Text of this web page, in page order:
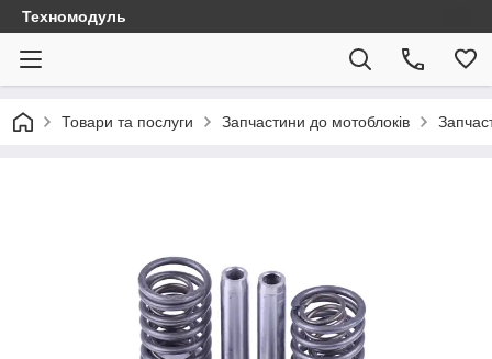
Техномодуль
Товари та послуги Запчастини до мотоблоків